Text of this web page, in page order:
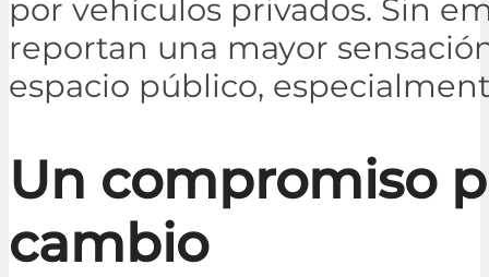
por vehículos privados. Sin
reportan una mayor
espacio público,
Un compromiso
cambio